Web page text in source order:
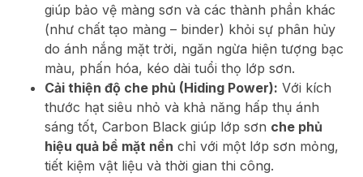
giúp bảo vệ màng sơn và các thành phần khác
(như chất tạo màng – binder) khỏi sự phân hủy
do ánh nắng mặt trời, ngăn ngừa hiện tượng bạc
màu, phấn hóa, kéo dài tuổi thọ lớp sơn.
Cải thiện độ che phủ (Hiding Power): Với kích
thước hạt siêu nhỏ và khả năng hấp thụ ánh
sáng tốt, Carbon Black giúp lớp sơn che phủ
hiệu quả bề mặt nền chỉ với một lớp sơn mỏng,
tiết kiệm vật liệu và thời gian thi công.